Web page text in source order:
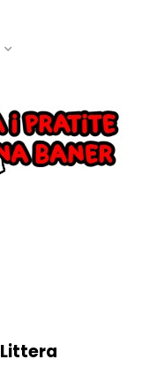
Littera